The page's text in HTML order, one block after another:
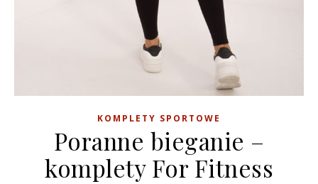
KOMPLETY SPORTOWE
Poranne bieganie –
komplety For Fitness